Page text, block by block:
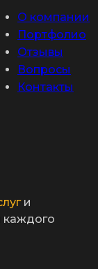
О компании
Портфолио
Отзывы
Вопросы
Контакты
и